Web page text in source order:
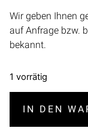
Wir geben Ihnen
auf Anfrage bzw.
bekannt.
1 vorrätig
IN DEN